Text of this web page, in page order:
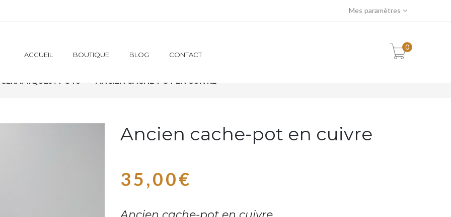
Mes paramètres
ACCUEIL BOUTIQUE BLOG CONTACT
0
/ POTS ANCIEN CACHE-POT EN CUIVRE
Ancien cache-pot en cuivre
35,00€